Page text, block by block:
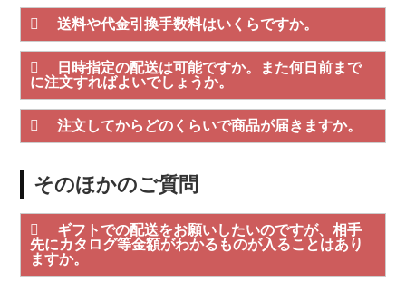
送料や代金引換手数料はいくらですか。
日時指定の配送は可能ですか。また何日前まで
に注文すればよいでしょうか。
注文してからどのくらいで商品が届きますか。
そのほかのご質問
ギフトでの配送をお願いしたいのですが、相手
先にカタログ等金額がわかるものが入ることはあり
ますか。